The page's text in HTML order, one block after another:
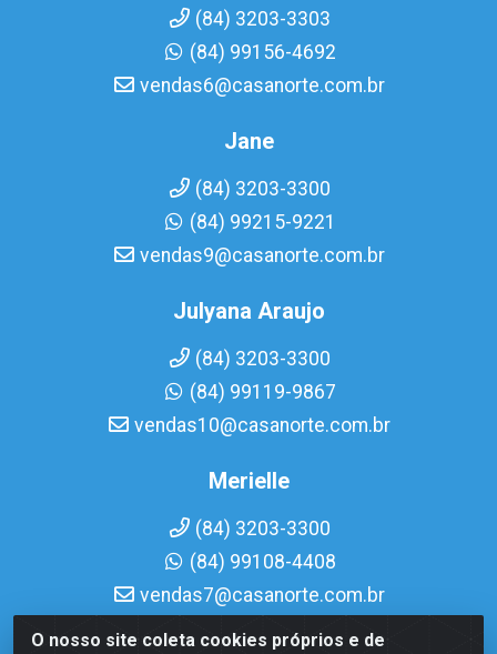
O nosso site coleta cookies próprios e de
(84) 3203-3303
(84) 99156-4692
vendas6@casanorte.com.br
Jane
(84) 3203-3300
(84) 99215-9221
vendas9@casanorte.com.br
Julyana Araujo
(84) 3203-3300
(84) 99119-9867
vendas10@casanorte.com.br
Merielle
(84) 3203-3300
(84) 99108-4408
vendas7@casanorte.com.br